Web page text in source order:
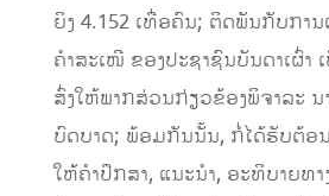
ຍິງ 4.152 ເທື່ອຄົນ; ຕິດພັນກັບກາ
ຄໍາສະເໜີ ຂອງປະຊາຊົນບັນດາເຜົ່າ
ສົ່ງໃຫ້ພາກສ່ວນກ່ຽວຂ້ອງພິຈາລະ ນ
ບົດບາດ; ພ້ອມກັນນັ້ນ, ກໍ່ໄດ້ຮັບຕ້ອນ
ໃຫ້ຄໍາປຶກສາ, ແນະນໍາ, ອະທິບາຍທ